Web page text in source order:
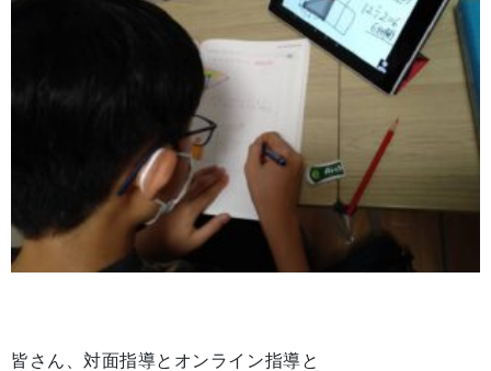
皆さん、対面指導とオンライン指導と